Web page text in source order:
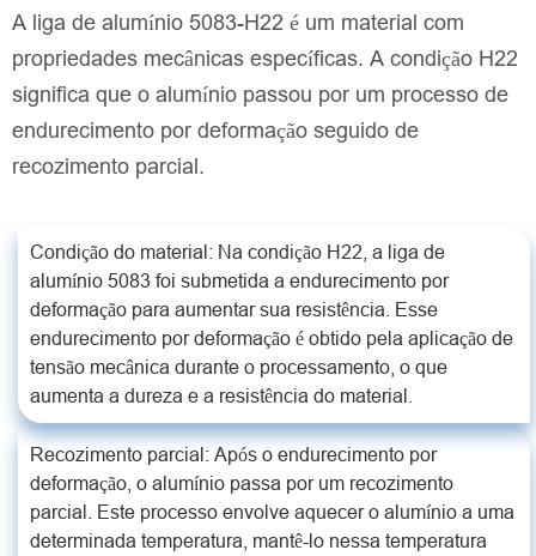
A liga de alumínio 5083-H22 é um material com
propriedades mecânicas específicas. A condição H22
significa que o alumínio passou por um processo de
endurecimento por deformação seguido de
recozimento parcial.
Condição do material: Na condição H22, a liga de
alumínio 5083 foi submetida a endurecimento por
deformação para aumentar sua resistência. Esse
endurecimento por deformação é obtido pela aplicação de
tensão mecânica durante o processamento, o que
aumenta a dureza e a resistência do material.
Recozimento parcial: Após o endurecimento por
deformação, o alumínio passa por um recozimento
parcial. Este processo envolve aquecer o alumínio a uma
determinada temperatura, mantê-lo nessa temperatura